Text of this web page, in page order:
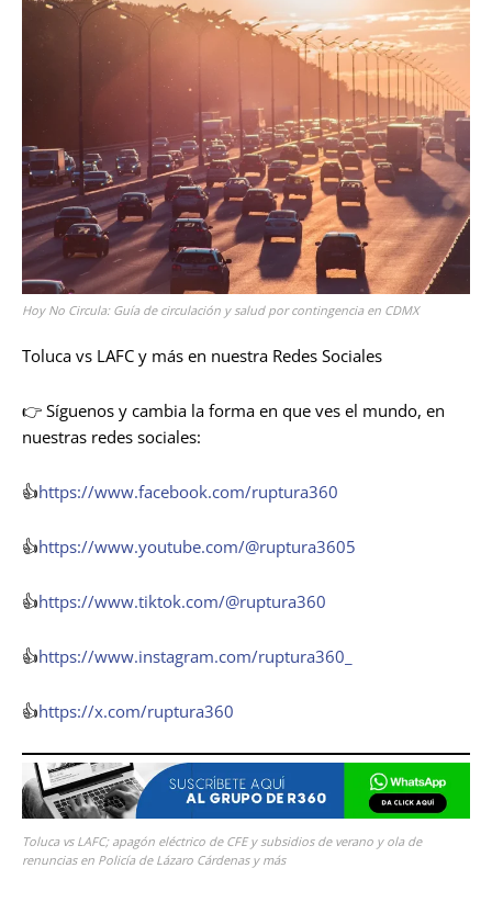
Hoy No Circula: Guía de circulación y salud por contingencia en CDMX
Toluca vs LAFC y más en nuestra Redes Sociales
👉 Síguenos y cambia la forma en que ves el mundo, en
nuestras redes sociales:
👍https://www.facebook.com/ruptura360
👍https://www.youtube.com/@ruptura3605
👍https://www.tiktok.com/@ruptura360
👍https://www.instagram.com/ruptura360_
👍https://x.com/ruptura360
Toluca vs LAFC; apagón eléctrico de CFE y subsidios de verano y ola de
renuncias en Policía de Lázaro Cárdenas y más